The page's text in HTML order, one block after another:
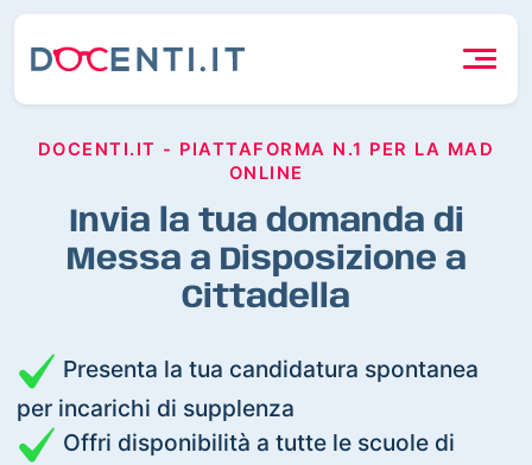
DOCENTI.IT - PIATTAFORMA N.1 PER LA MAD
ONLINE
Invia la tua domanda di
Messa a Disposizione a
Cittadella
Presenta la tua candidatura spontanea
per incarichi di supplenza
Offri disponibilità a tutte le scuole di